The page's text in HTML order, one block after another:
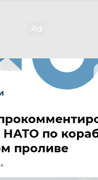
НАТО по
проливе